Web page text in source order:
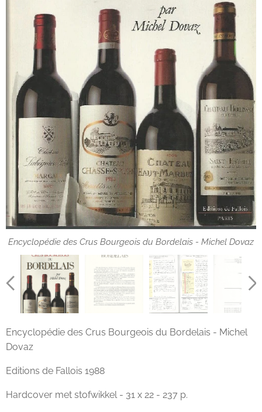
Encyclopédie des Crus Bourgeois du Bordelais - Michel Dovaz
Encyclopédie des Crus Bourgeois du Bordelais - Michel Dovaz
Encyclopédie des Crus Bourgeois du Bordelais - Michel Dovaz
Encyclopédie des Crus Bourgeois du Bordelais - Michel Dovaz
Encyclopédie des Crus Bourgeois du Bordelais - Michel
Dovaz
Editions de Fallois 1988
Hardcover met stofwikkel - 31 x 22 - 237 p.